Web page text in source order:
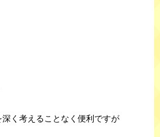
く考えることなく便利ですが